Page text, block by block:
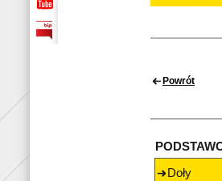
Powrót
Doły